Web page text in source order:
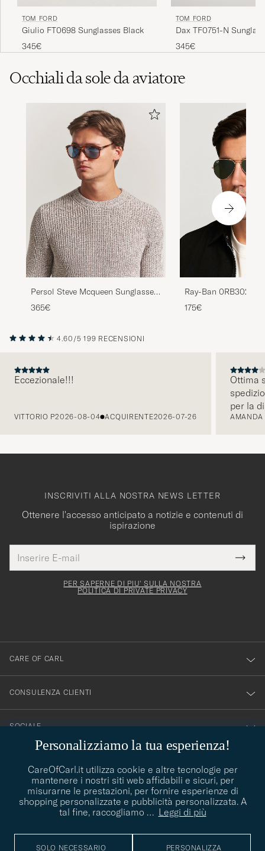
TOM FORD
Giulio FT0698 Sunglasses Black
345€
TOM FORD
Dax TF0751-N
345€
Occhiali da sole da aviatore
Persol Steve Mcqueen Sunglasses
Light Havana
365€
Ray-Ban 0RB3025
Metal Sunglasses
Green
175€
PRECEDENTE
4.60/5 199 RECENSIONI
Eccezionale!!!
VITTORIO P2026-08-04 ACQUIRENTE2026-07-26
Ottima
per la
AMANDA
Personalizziamo la tua esperienza!
CareOfCarl.it utilizza cookie e altre tecnologie per
mantenere i nostri siti web affidabili e sicuri, per
misurarne le prestazioni, per fornire esperienze di
shopping personalizzate e pubblicità personalizzata. A
tal fine, raccogliamo … Leggi di più
SOLO NECESSARIO PERSONALIZZA
INSCRIVITI ALLA NOSTRA NEWS LETTER
Ottenere l'accesso anticipato a notizie e contenuti di
ispirazione
E-
mail
Grazie
per
PER SAPERNE DI PIU' SULLA NOSTRA
POLITICA DI PRIVATE PRIVACY
CARE OF CARL
CONSULENZA CLIENTI
SOCIALE
CONSIGLI DI STILE